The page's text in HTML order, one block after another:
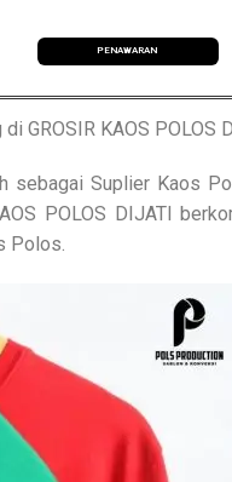
PENAWARAN
GROSIR KAOS POLOS
sebagai Suplier Kaos
POLOS DIJATI
Polos.